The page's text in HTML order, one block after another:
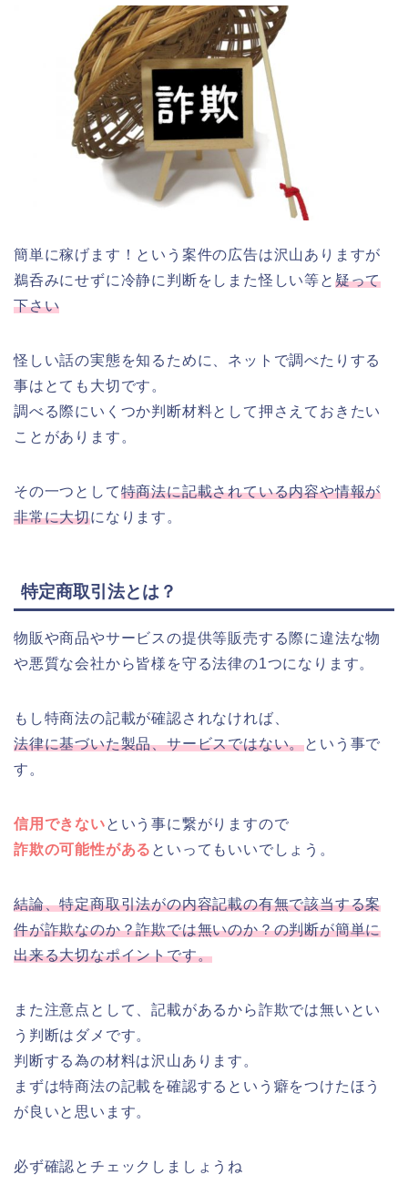
簡単に稼げます！という案件の広告は沢山ありますが
鵜呑みにせずに冷静に判断をしまた怪しい等と 疑って
下さい
怪しい話の実態を知るために、ネットで調べたりする
事はとても大切です。
調べる際にいくつか判断材料として押さえておきたい
ことがあります。
その一つとして特商法に記載されている内容や情報が
非常に大切になります。
特定商取引法とは？
物販や商品やサービスの提供等販売する際に違法な物
や悪質な会社から皆様を守る法律の1つになります。
もし特商法の記載が確認されなければ、
法律に基づいた製品、サービスではない。という事で
す。
信用できないという事に繋がりますので
詐欺の可能性がある といってもいいでしょう。
結論、特定商取引法がの内容記載の有無で該当する案
件が詐欺なのか？詐欺では無いのか？の判断が簡単に
出来る大切なポイントです。
また注意点として、記載があるから詐欺では無いとい
う判断はダメです。
判断する為の材料は沢山あります。
まずは特商法の記載を確認するという癖をつけたほう
が良いと思います。
必ず確認とチェックしましょうね